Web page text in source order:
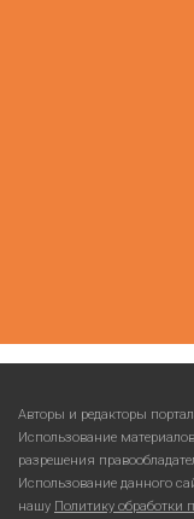
Авторы и редакторы
Использование
разрешения
Использование данного
нашу Политику обработки